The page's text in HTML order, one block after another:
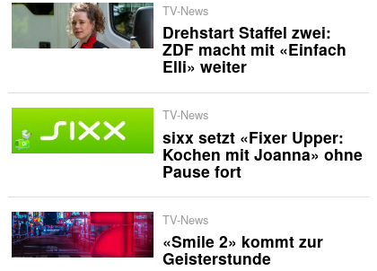
TV-News
Drehstart Staffel zwei:
ZDF macht mit «Einfach
Elli» weiter
TV-News
sixx setzt «Fixer Upper:
Kochen mit Joanna» ohne
Pause fort
TV-News
«Smile 2» kommt zur
Geisterstunde